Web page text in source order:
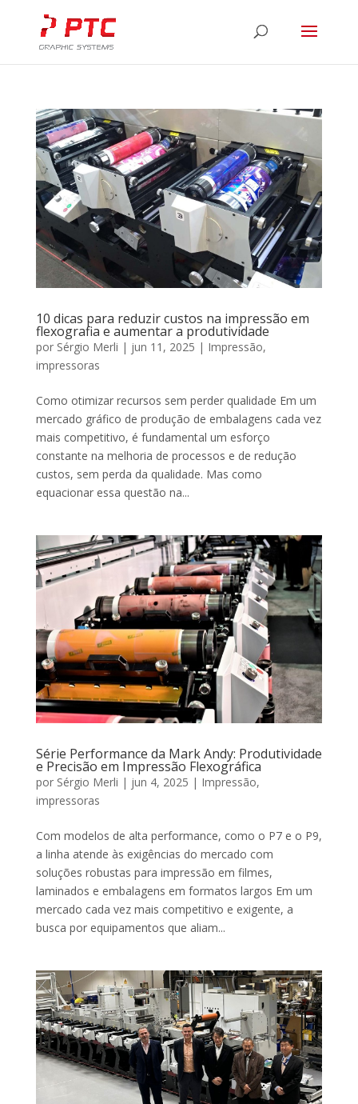
10 dicas para reduzir custos na impressão em
flexografia e aumentar a produtividade
por Sérgio Merli | jun 11, 2025 | Impressão,
impressoras
Como otimizar recursos sem perder qualidade Em um
mercado gráfico de produção de embalagens cada vez
mais competitivo, é fundamental um esforço
constante na melhoria de processos e de redução
custos, sem perda da qualidade. Mas como
equacionar essa questão na...
Série Performance da Mark Andy: Produtividade
e Precisão em Impressão Flexográfica
por Sérgio Merli | jun 4, 2025 | Impressão,
impressoras
Com modelos de alta performance, como o P7 e o P9,
a linha atende às exigências do mercado com
soluções robustas para impressão em filmes,
laminados e embalagens em formatos largos Em um
mercado cada vez mais competitivo e exigente, a
busca por equipamentos que aliam...